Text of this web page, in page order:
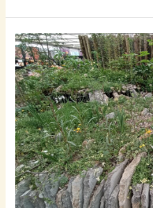
Chelsea
Flower
Show
2024